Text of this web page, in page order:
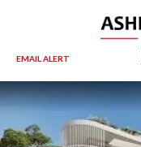
EMAIL ALERT